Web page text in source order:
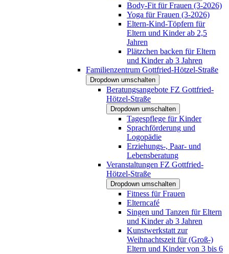
Body-Fit für Frauen (3-2026)
Yoga für Frauen (3-2026)
Eltern-Kind-Töpfern für
Eltern und Kinder ab 2,5
Jahren
Plätzchen backen für Eltern
und Kinder ab 3 Jahren
Familienzentrum Gottfried-Hötzel-Straße
Dropdown umschalten
Beratungsangebote FZ Gottfried-
Hötzel-Straße
Dropdown umschalten
Tagespflege für Kinder
Sprachförderung und
Logopädie
Erziehungs-, Paar- und
Lebensberatung
Veranstaltungen FZ Gottfried-
Hötzel-Straße
Dropdown umschalten
Fitness für Frauen
Elterncafé
Singen und Tanzen für Eltern
und Kinder ab 3 Jahren
Kunstwerkstatt zur
Weihnachtszeit für (Groß-)
Eltern und Kinder von 3 bis 6